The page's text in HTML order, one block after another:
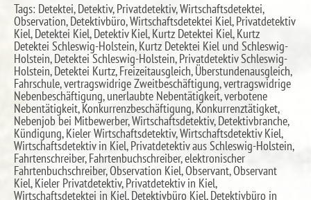
Tags: Detektei, Detektiv, Privatdetektiv, Wirtschaftsdetektei,
Observation, Detektivbüro, Wirtschaftsdetektei Kiel, Privatdetektiv
Kiel, Detektei Kiel, Detektiv Kiel, Kurtz Detektei Kiel, Kurtz
Detektei Schleswig-Holstein, Kurtz Detektei Kiel und Schleswig-
Holstein, Detektei Schleswig-Holstein, Privatdetektiv Schleswig-
Holstein, Detektei Kurtz, Freizeitausgleich, Überstundenausgleich,
Fahrschule, vertragswidrige Zweitbeschäftigung, vertragswidrige
Nebenbeschäftigung, unerlaubte Nebentätigkeit, verbotene
Nebentätigkeit, Konkurrenzbeschäftigung, Konkurrenztätigket,
Nebenjob bei Mitbewerber, Wirtschaftsdetektiv, Detektivbranche,
Kündigung, Kieler Wirtschaftsdetektiv, Wirtschaftsdetektiv Kiel,
Wirtschaftsdetektiv in Kiel, Privatdetektiv aus Schleswig-Holstein,
Fahrtenschreiber, Fahrtenbuchschreiber, elektronischer
Fahrtenbuchschreiber, Observation Kiel, Observant, Observant
Kiel, Kieler Privatdetektiv, Privatdetektiv in Kiel,
Wirtschaftsdetektei in Kiel, Detektivbüro Kiel, Detektivbüro in